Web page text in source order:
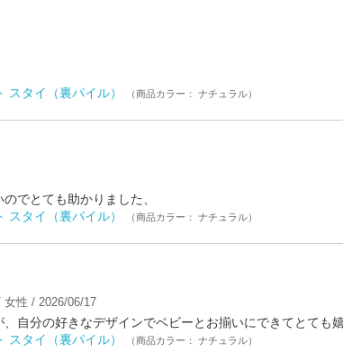
タイ（裏パイル） （商品カラー： ナチュラル）
でとても助かりました、
タイ（裏パイル） （商品カラー： ナチュラル）
女性 / 2026/06/17
自分の好きなデザインでベビーとお揃いにできてとても
タイ（裏パイル） （商品カラー： ナチュラル）